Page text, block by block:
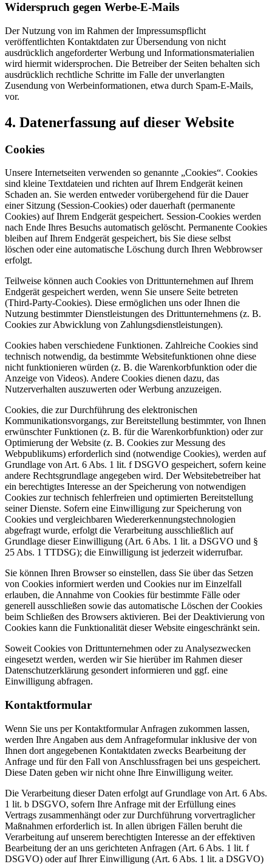
Widerspruch gegen Werbe-E-Mails
Der Nutzung von im Rahmen der Impressumspflicht
veröffentlichten Kontaktdaten zur Übersendung von nicht
ausdrücklich angeforderter Werbung und Informationsmaterialien
wird hiermit widersprochen. Die Betreiber der Seiten behalten sich
ausdrücklich rechtliche Schritte im Falle der unverlangten
Zusendung von Werbeinformationen, etwa durch Spam-E-Mails,
vor.
4. Datenerfassung auf dieser Website
Cookies
Unsere Internetseiten verwenden so genannte „Cookies“. Cookies
sind kleine Textdateien und richten auf Ihrem Endgerät keinen
Schaden an. Sie werden entweder vorübergehend für die Dauer
einer Sitzung (Session-Cookies) oder dauerhaft (permanente
Cookies) auf Ihrem Endgerät gespeichert. Session-Cookies werden
nach Ende Ihres Besuchs automatisch gelöscht. Permanente Cookies
bleiben auf Ihrem Endgerät gespeichert, bis Sie diese selbst
löschen oder eine automatische Löschung durch Ihren Webbrowser
erfolgt.
Teilweise können auch Cookies von Drittunternehmen auf Ihrem
Endgerät gespeichert werden, wenn Sie unsere Seite betreten
(Third-Party-Cookies). Diese ermöglichen uns oder Ihnen die
Nutzung bestimmter Dienstleistungen des Drittunternehmens (z. B.
Cookies zur Abwicklung von Zahlungsdienstleistungen).
Cookies haben verschiedene Funktionen. Zahlreiche Cookies sind
technisch notwendig, da bestimmte Websitefunktionen ohne diese
nicht funktionieren würden (z. B. die Warenkorbfunktion oder die
Anzeige von Videos). Andere Cookies dienen dazu, das
Nutzerverhalten auszuwerten oder Werbung anzuzeigen.
Cookies, die zur Durchführung des elektronischen
Kommunikationsvorgangs, zur Bereitstellung bestimmter, von Ihnen
erwünschter Funktionen (z. B. für die Warenkorbfunktion) oder zur
Optimierung der Website (z. B. Cookies zur Messung des
Webpublikums) erforderlich sind (notwendige Cookies), werden auf
Grundlage von Art. 6 Abs. 1 lit. f DSGVO gespeichert, sofern keine
andere Rechtsgrundlage angegeben wird. Der Websitebetreiber hat
ein berechtigtes Interesse an der Speicherung von notwendigen
Cookies zur technisch fehlerfreien und optimierten Bereitstellung
seiner Dienste. Sofern eine Einwilligung zur Speicherung von
Cookies und vergleichbaren Wiedererkennungstechnologien
abgefragt wurde, erfolgt die Verarbeitung ausschließlich auf
Grundlage dieser Einwilligung (Art. 6 Abs. 1 lit. a DSGVO und §
25 Abs. 1 TTDSG); die Einwilligung ist jederzeit widerrufbar.
Sie können Ihren Browser so einstellen, dass Sie über das Setzen
von Cookies informiert werden und Cookies nur im Einzelfall
erlauben, die Annahme von Cookies für bestimmte Fälle oder
generell ausschließen sowie das automatische Löschen der Cookies
beim Schließen des Browsers aktivieren. Bei der Deaktivierung von
Cookies kann die Funktionalität dieser Website eingeschränkt sein.
Soweit Cookies von Drittunternehmen oder zu Analysezwecken
eingesetzt werden, werden wir Sie hierüber im Rahmen dieser
Datenschutzerklärung gesondert informieren und ggf. eine
Einwilligung abfragen.
Kontaktformular
Wenn Sie uns per Kontaktformular Anfragen zukommen lassen,
werden Ihre Angaben aus dem Anfrageformular inklusive der von
Ihnen dort angegebenen Kontaktdaten zwecks Bearbeitung der
Anfrage und für den Fall von Anschlussfragen bei uns gespeichert.
Diese Daten geben wir nicht ohne Ihre Einwilligung weiter.
Die Verarbeitung dieser Daten erfolgt auf Grundlage von Art. 6 Abs.
1 lit. b DSGVO, sofern Ihre Anfrage mit der Erfüllung eines
Vertrags zusammenhängt oder zur Durchführung vorvertraglicher
Maßnahmen erforderlich ist. In allen übrigen Fällen beruht die
Verarbeitung auf unserem berechtigten Interesse an der effektiven
Bearbeitung der an uns gerichteten Anfragen (Art. 6 Abs. 1 lit. f
DSGVO) oder auf Ihrer Einwilligung (Art. 6 Abs. 1 lit. a DSGVO)